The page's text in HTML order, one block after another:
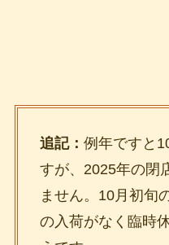
追記： 例年ですと
すが、2025年の閉
ません。10月初旬
の入荷がなく臨時